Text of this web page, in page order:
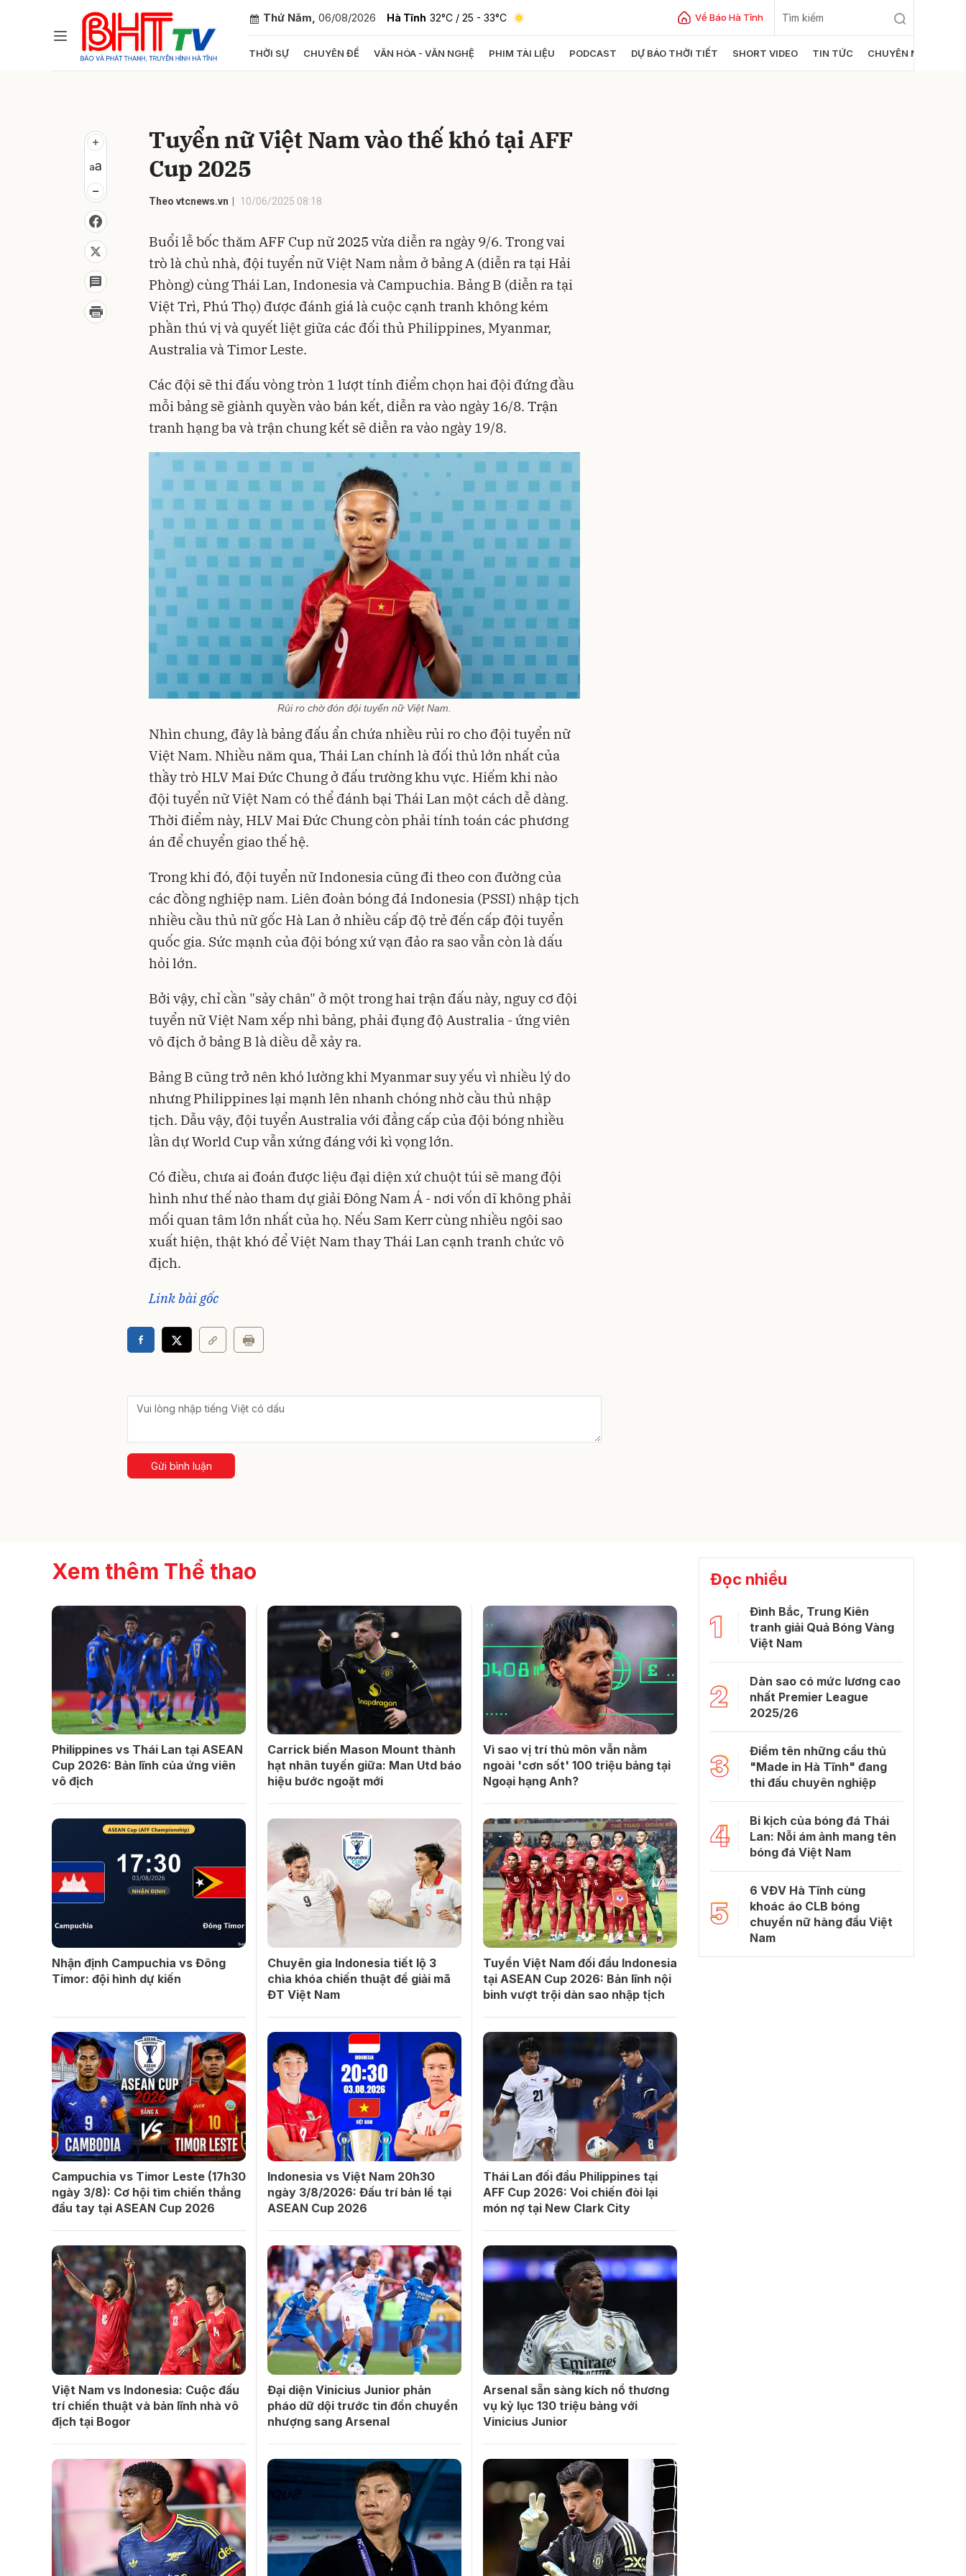
Thứ Năm, 06/08/2026 Hà Tĩnh 32°C / 25 - 33°C Về Báo Hà Tĩnh
THỜI SỰ CHUYÊN ĐỀ VĂN HÓA - VĂN NGHỆ PHIM TÀI LIỆU PODCAST DỰ BÁO THỜI TIẾT SHORT VIDEO TIN TỨC CHUYÊN MỤC
Tuyển nữ Việt Nam vào thế khó tại AFF
Cup 2025
Theo vtcnews.vn 10/06/2025 08:18
Buổi lễ bốc thăm AFF Cup nữ 2025 vừa diễn ra ngày 9/6. Trong vai
trò là chủ nhà, đội tuyển nữ Việt Nam nằm ở bảng A (diễn ra tại Hải
Phòng) cùng Thái Lan, Indonesia và Campuchia. Bảng B (diễn ra tại
Việt Trì, Phú Thọ) được đánh giá là cuộc cạnh tranh không kém
phần thú vị và quyết liệt giữa các đối thủ Philippines, Myanmar,
Australia và Timor Leste.
Các đội sẽ thi đấu vòng tròn 1 lượt tính điểm chọn hai đội đứng đầu
mỗi bảng sẽ giành quyền vào bán kết, diễn ra vào ngày 16/8. Trận
tranh hạng ba và trận chung kết sẽ diễn ra vào ngày 19/8.
Rủi ro chờ đón đội tuyển nữ Việt Nam.
Nhìn chung, đây là bảng đấu ẩn chứa nhiều rủi ro cho đội tuyển nữ
Việt Nam. Nhiều năm qua, Thái Lan chính là đối thủ lớn nhất của
thầy trò HLV Mai Đức Chung ở đấu trường khu vực. Hiếm khi nào
đội tuyển nữ Việt Nam có thể đánh bại Thái Lan một cách dễ dàng.
Thời điểm này, HLV Mai Đức Chung còn phải tính toán các phương
án để chuyển giao thế hệ.
Trong khi đó, đội tuyển nữ Indonesia cũng đi theo con đường của
các đồng nghiệp nam. Liên đoàn bóng đá Indonesia (PSSI) nhập tịch
nhiều cầu thủ nữ gốc Hà Lan ở nhiều cấp độ trẻ đến cấp đội tuyển
quốc gia. Sức mạnh của đội bóng xứ vạn đảo ra sao vẫn còn là dấu
hỏi lớn.
Bởi vậy, chỉ cần "sảy chân" ở một trong hai trận đấu này, nguy cơ đội
tuyển nữ Việt Nam xếp nhì bảng, phải đụng độ Australia - ứng viên
vô địch ở bảng B là diều dễ xảy ra.
Bảng B cũng trở nên khó lường khi Myanmar suy yếu vì nhiều lý do
nhưng Philippines lại mạnh lên nhanh chóng nhờ cầu thủ nhập
tịch. Dẫu vậy, đội tuyển Australia với đẳng cấp của đội bóng nhiều
lần dự World Cup vẫn xứng đáng với kì vọng lớn.
Có điều, chưa ai đoán được liệu đại diện xứ chuột túi sẽ mang đội
hình như thế nào tham dự giải Đông Nam Á - nơi vốn dĩ không phải
mối quan tâm lớn nhất của họ. Nếu Sam Kerr cùng nhiều ngôi sao
xuất hiện, thật khó để Việt Nam thay Thái Lan cạnh tranh chức vô
địch.
Link bài gốc
Gửi bình luận
Xem thêm Thể thao
Philippines vs Thái Lan tại ASEAN
Cup 2026: Bản lĩnh của ứng viên
vô địch
Carrick biến Mason Mount thành
hạt nhân tuyến giữa: Man Utd báo
hiệu bước ngoặt mới
Vì sao vị trí thủ môn vẫn nằm
ngoài 'cơn sốt' 100 triệu bảng tại
Ngoại hạng Anh?
Nhận định Campuchia vs Đông
Timor: đội hình dự kiến
Chuyên gia Indonesia tiết lộ 3
chìa khóa chiến thuật để giải mã
ĐT Việt Nam
Tuyển Việt Nam đối đầu Indonesia
tại ASEAN Cup 2026: Bản lĩnh nội
binh vượt trội dàn sao nhập tịch
Campuchia vs Timor Leste (17h30
ngày 3/8): Cơ hội tìm chiến thắng
đầu tay tại ASEAN Cup 2026
Indonesia vs Việt Nam 20h30
ngày 3/8/2026: Đấu trí bản lề tại
ASEAN Cup 2026
Thái Lan đối đầu Philippines tại
AFF Cup 2026: Voi chiến đòi lại
món nợ tại New Clark City
Việt Nam vs Indonesia: Cuộc đấu
trí chiến thuật và bản lĩnh nhà vô
địch tại Bogor
Đại diện Vinicius Junior phản
pháo dữ dội trước tin đồn chuyển
nhượng sang Arsenal
Arsenal sẵn sàng kích nổ thương
vụ kỷ lục 130 triệu bảng với
Vinicius Junior
Đọc nhiều
1
Đình Bắc, Trung Kiên
tranh giải Quả Bóng Vàng
Việt Nam
2
Dàn sao có mức lương cao
nhất Premier League
2025/26
3
Điểm tên những cầu thủ
"Made in Hà Tĩnh" đang
thi đấu chuyên nghiệp
4
Bi kịch của bóng đá Thái
Lan: Nỗi ám ảnh mang tên
bóng đá Việt Nam
5
6 VĐV Hà Tĩnh cùng
khoác áo CLB bóng
chuyền nữ hàng đầu Việt
Nam
Gửi bình luận